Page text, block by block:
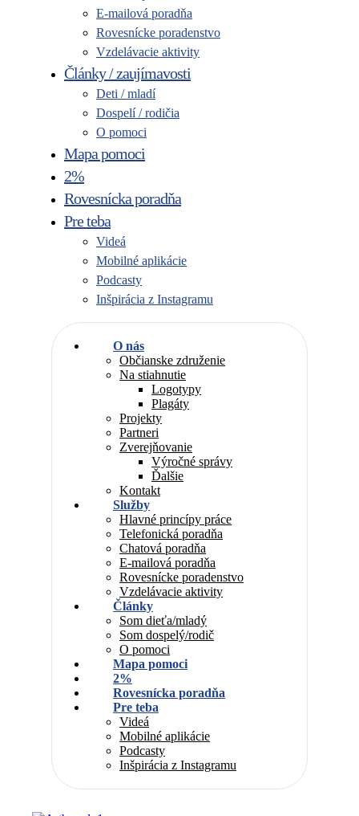
E-mailová poradňa
Rovesnícke poradenstvo
Vzdelávacie aktivity
Články / zaujímavosti
Deti / mladí
Dospelí / rodičia
O pomoci
Mapa pomoci
2%
Rovesnícka poradňa
Pre teba
Videá
Mobilné aplikácie
Podcasty
Inšpirácia z Instagramu
O nás
Občianske združenie
Na stiahnutie
Logotypy
Plagáty
Projekty
Partneri
Zverejňovanie
Výročné správy
Ďalšie
Kontakt
Služby
Hlavné princípy práce
Telefonická poradňa
Chatová poradňa
E-mailová poradňa
Rovesnícke poradenstvo
Vzdelávacie aktivity
Články
Som dieťa/mladý
Som dospelý/rodič
O pomoci
Mapa pomoci
2%
Rovesnícka poradňa
Pre teba
Videá
Mobilné aplikácie
Podcasty
Inšpirácia z Instagramu